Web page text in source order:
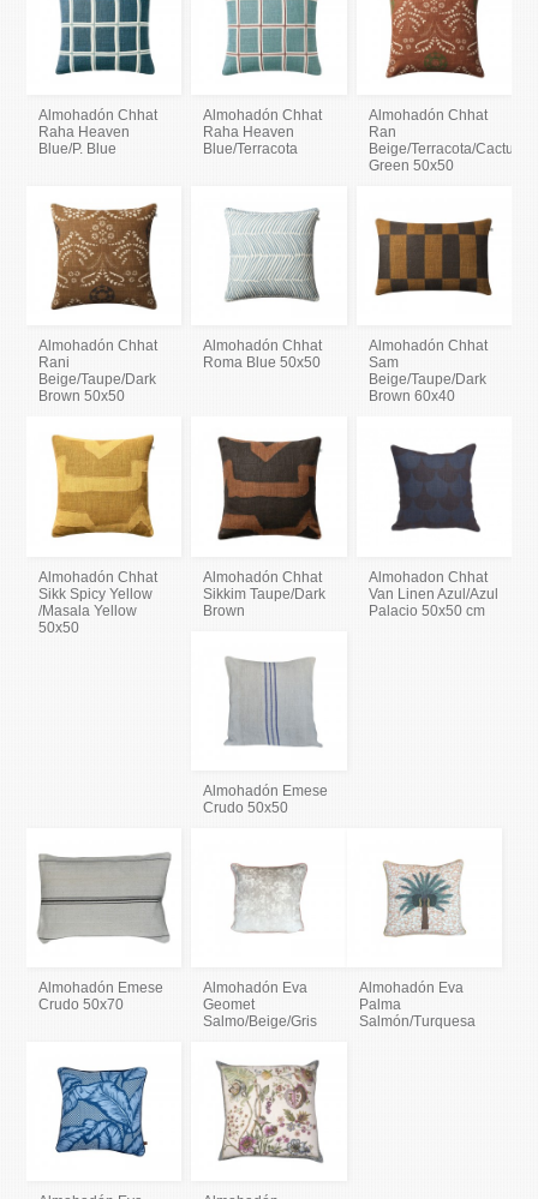
Almohadón Chhat
Raha Heaven
Blue/P. Blue
Almohadón Chhat
Raha Heaven
Blue/Terracota
Almohadón Chhat
Ran
Beige/Terracota/Cactus
Green 50x50
Almohadón Chhat
Rani
Beige/Taupe/Dark
Brown 50x50
Almohadón Chhat
Roma Blue 50x50
Almohadón Chhat
Sam
Beige/Taupe/Dark
Brown 60x40
Almohadón Chhat
Sikk Spicy Yellow
/Masala Yellow
50x50
Almohadón Chhat
Sikkim Taupe/Dark
Brown
Almohadon Chhat
Van Linen Azul/Azul
Palacio 50x50 cm
Almohadón Emese
Crudo 50x50
Almohadón Emese
Crudo 50x70
Almohadón Eva
Geomet
Salmo/Beige/Gris
Almohadón Eva
Palma
Salmón/Turquesa